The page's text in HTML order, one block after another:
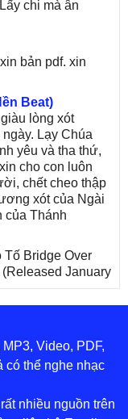
chi mà ân
bản pdf. xin
Beat)
lòng xót
Lạy Chúa
yêu và tha thứ,
cho con luôn
chết cheo thập
xót của Ngài
của Thánh
Tố Bridge Over
January
Trình Bày:
ân
Video, PDF,
có thể nghe nhạc
nhiều nguồn trên